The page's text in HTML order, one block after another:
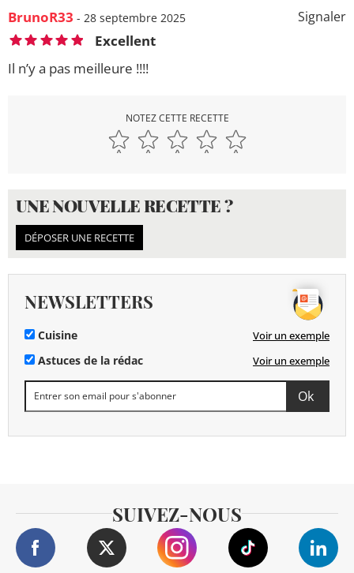
Signaler
BrunoR33 - 28 septembre 2025
Excellent
Il n’y a pas meilleure !!!!
NOTEZ CETTE RECETTE
UNE NOUVELLE RECETTE ?
DÉPOSER UNE RECETTE
NEWSLETTERS
Cuisine Voir un exemple
Astuces de la rédac Voir un exemple
SUIVEZ-NOUS